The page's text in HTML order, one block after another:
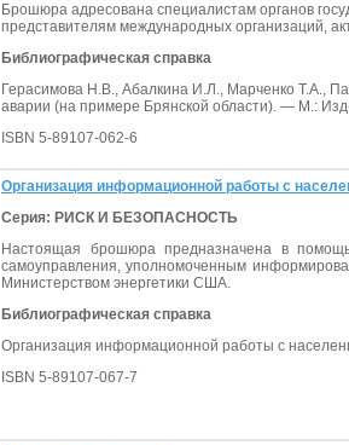
Брошюра адресована специалистам органов
представителям международных организаций,
Библиографическая справка
Герасимова Н.В., Абалкина И.Л., Марченко Т.А.,
аварии (на примере Брянской области). — М.:
ISBN 5-89107-062-6
Организация информационной работы с
Серия: РИСК И БЕЗОПАСНОСТЬ
Настоящая брошюра предназначена в помощь
самоуправления, уполномоченным
Министерством энергетики США.
Библиографическая справка
Организация информационной работы с
ISBN 5-89107-067-7